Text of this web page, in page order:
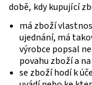
době, kdy kupující
má zboží
ujednání, má
výrobce popsal
povahu zboží a
se zboží hodí k